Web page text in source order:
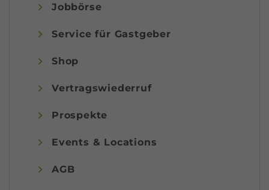
Jobbörse
Service für Gastgeber
Shop
Vertragswiederruf
Prospekte
Events & Locations
AGB